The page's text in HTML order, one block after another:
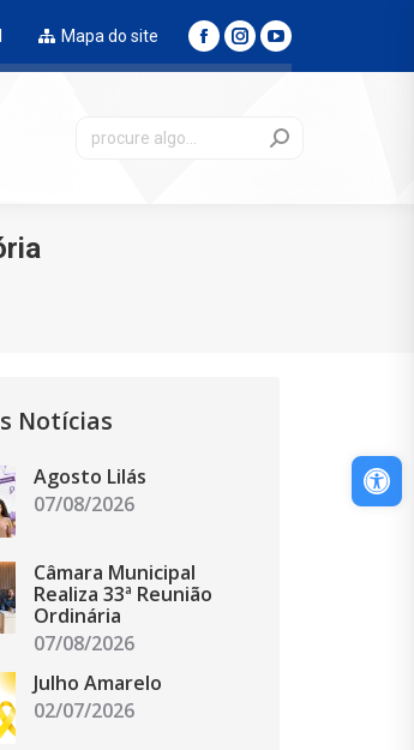
Mapa do site
Notícias
Agosto Lilás
07/08/2026
Câmara Municipal
Realiza 33ª Reunião
Ordinária
07/08/2026
Julho Amarelo
02/07/2026